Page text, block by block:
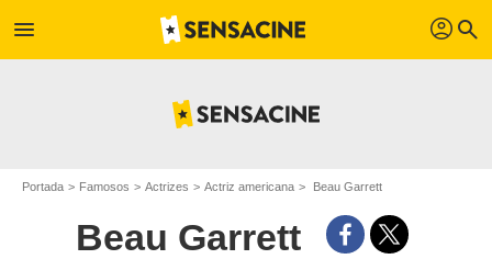
menu profil search
Portada Famosos Actrizes Actriz americana Beau Garrett
Beau Garrett